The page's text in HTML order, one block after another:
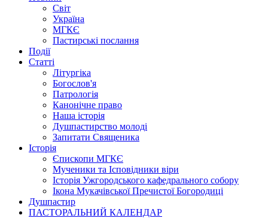
Світ
Україна
МГКЄ
Пастирські послання
Події
Статті
Літургіка
Богослов'я
Патрологія
Канонічне право
Наша історія
Душпастирство молоді
Запитати Священика
Історія
Єпископи МГКЄ
Мученики та Ісповідники віри
Історія Ужгородського кафедрального собору
Ікона Мукачівської Пречистої Богородиці
Душпастир
ПАСТОРАЛЬНИЙ КАЛЕНДАР